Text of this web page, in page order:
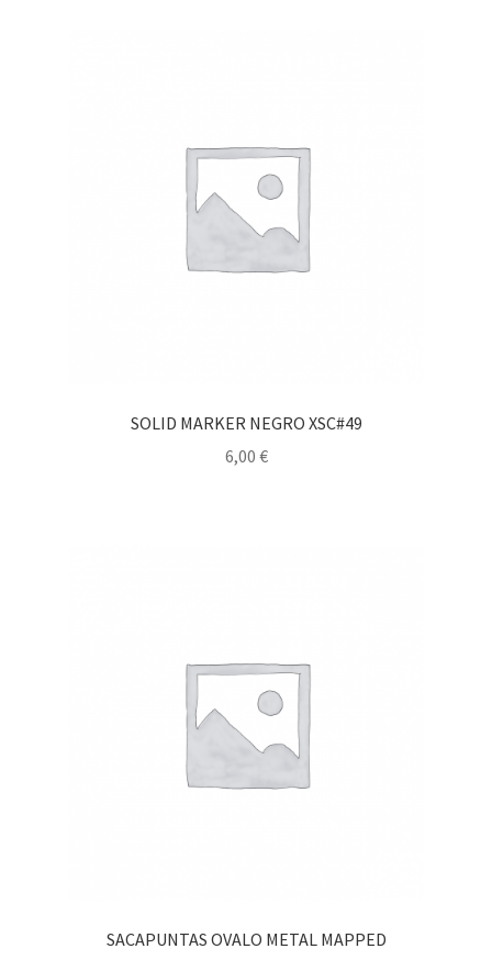
SOLID MARKER NEGRO XSC#49
6,00 €
SACAPUNTAS OVALO METAL MAPPED